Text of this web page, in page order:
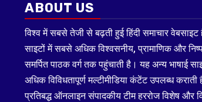
ABOUT US
विश्व में सबसे तेजी से बढ़ती हुई हिंदी समाचार वेबसाइट
साइटों में सबसे अधिक विश्वसनीय, प्रामाणिक और
समर्पित पाठक वर्ग तक पहुंचाती है। यह अन्य भाषाई
अधिक विविधतापूर्ण मल्टीमीडिया कंटेंट उपलब्ध
प्रतिबद्ध ऑनलाइन संपादकीय टीम हररोज विशेष और